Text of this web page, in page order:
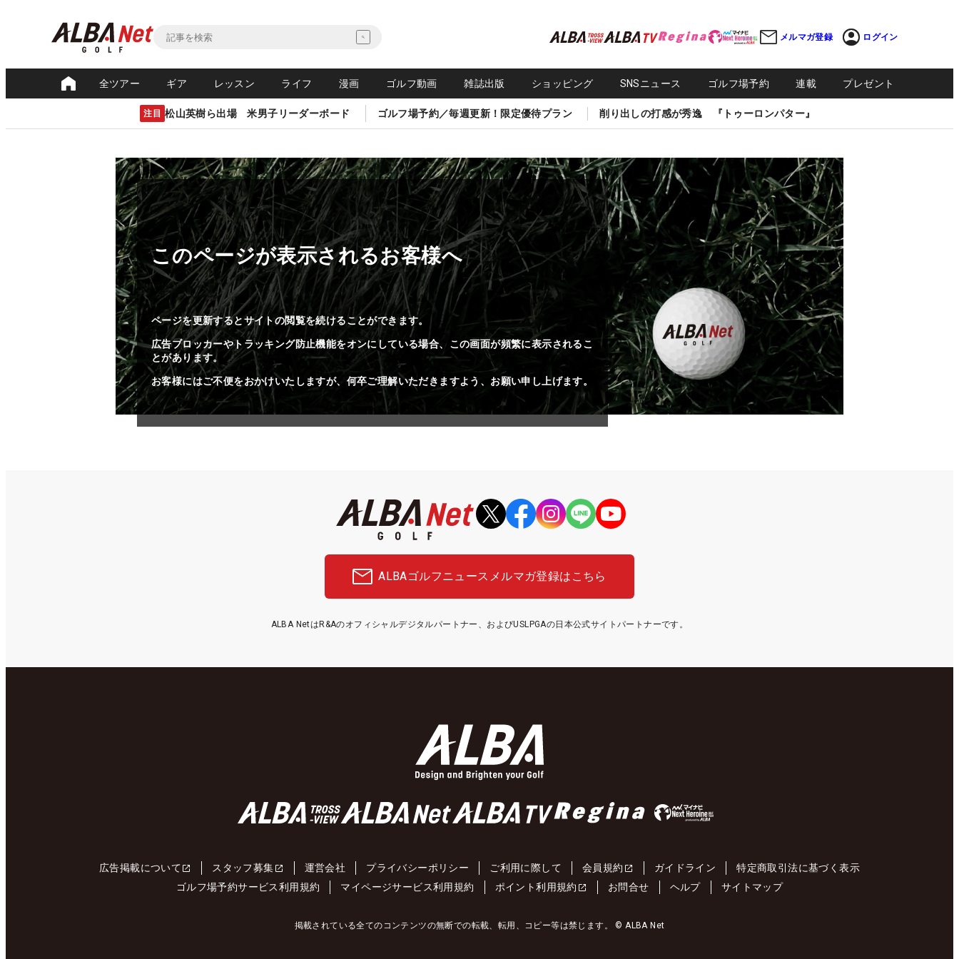
メルマガ登録 ログイン
全ツアー ギア レッスン ライフ 漫画 ゴルフ動画 雑誌出版 ショッピング SNSニュース ゴルフ場予約 連載 プレゼント
注目 松山英樹ら出場 米男子リーダーボード ゴルフ場予約／毎週更新！限定優待プラン 削り出しの打感が秀逸 『トゥーロンパター』
このページが表示されるお客様へ
ページを更新するとサイトの閲覧を続けることができます。
広告ブロッカーやトラッキング防止機能をオンにしている場合、この画面が頻繁に表示されるこ
とがあります。
お客様にはご不便をおかけいたしますが、何卒ご理解いただきますよう、お願い申し上げます。
ALBAゴルフニュース メルマガ登録はこちら
ALBA NetはR&Aのオフィシャルデジタルパートナー、およびUSLPGAの日本公式サイトパートナーです。
広告掲載について スタッフ募集 運営会社 プライバシーポリシー ご利用に際して 会員規約 ガイドライン
特定商取引法に基づく表示
ゴルフ場予約サービス利用規約
マイページサービス利用規約 ポイント利用規約 お問合せ ヘルプ サイトマップ
掲載されている全てのコンテンツの無断での転載、転用、コピー等は禁じます。 © ALBA Net